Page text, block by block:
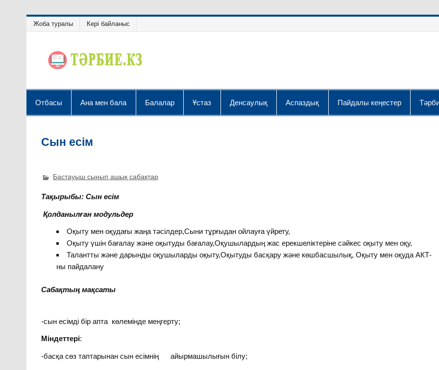
Жоба туралы Кері байланыс
Отбасы Ана мен бала Балалар Ұстаз Денсаулық Аспаздық Пайдалы кеңестер
Сын есім
Бастауыш сынып ашық сабақтар
Тақырыбы: Сын есім
Қолданылған модульдер
Оқыту мен оқудағы жаңа тәсілдер,Сыни тұрғыдан ойлауға үйрету,
Оқыту үшін бағалау және оқытуды бағалау,Оқушылардың жас ерекшеліктеріне сәйкес оқыту мен оқу,
Талантты және дарынды оқушыларды оқыту,Оқытуды басқару және көшбасшылық, Оқыту мен оқуда АКТ-
ны пайдалану
Сабақтың мақсаты
-сын есімді бір апта көлемінде меңгерту;
Міндеттері:
-басқа сөз таптарынан сын есімнің айырмашылығын білу;